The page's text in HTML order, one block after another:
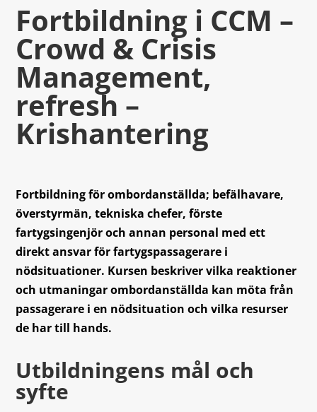
Fortbildning i CCM –
Crowd & Crisis
Management,
refresh –
Krishantering
Fortbildning för ombordanställda; befälhavare,
överstyrmän, tekniska chefer, förste
fartygsingenjör och annan personal med ett
direkt ansvar för fartygspassagerare i
nödsituationer. Kursen beskriver vilka reaktioner
och utmaningar ombordanställda kan möta från
passagerare i en nödsituation och vilka resurser
de har till hands.
Utbildningens mål och
syfte